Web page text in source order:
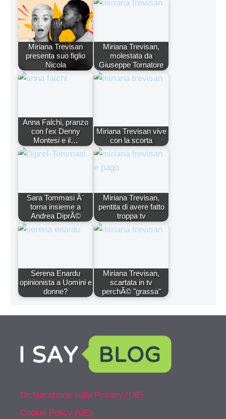
Miriana Trevisan
presenta suo figlio
Nicola
Miriana Trevisan,
molestata da
Giuseppe Tornatore
Anna Falchi, pranzo
con l'ex Denny
Montesi e il…
Miriana Trevisan vive
con la scorta
Sara Tommasi Ã¨
torna insieme a
Andrea DiprÃ©
Miriana Trevisan,
pentita di avere fatto
troppa tv
Serena Enardu
opinionista a Uomini e
donne?
Miriana Trevisan,
scartata in tv
perchÃ© "grassa"
Dichiarazione sulla Privacy (UE)
Cookie Policy (UE)